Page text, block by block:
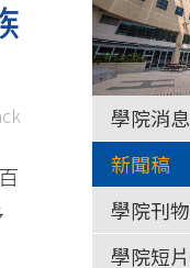
學院消息
新聞稿
學院刊物
學院短片